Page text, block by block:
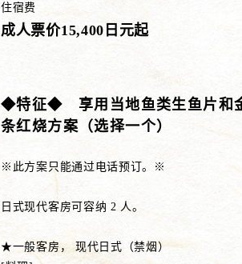
住宿费
成人票价15,400日元起
◆特征◆ 享用当地鱼类生鱼片和
条红烧方案（选择一个）
※此方案只能通过电话预订。※
日式现代客房可容纳 2 人。
★一般客房， 现代日式（禁烟）